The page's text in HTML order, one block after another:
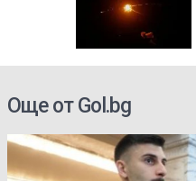
Още от Gol.bg